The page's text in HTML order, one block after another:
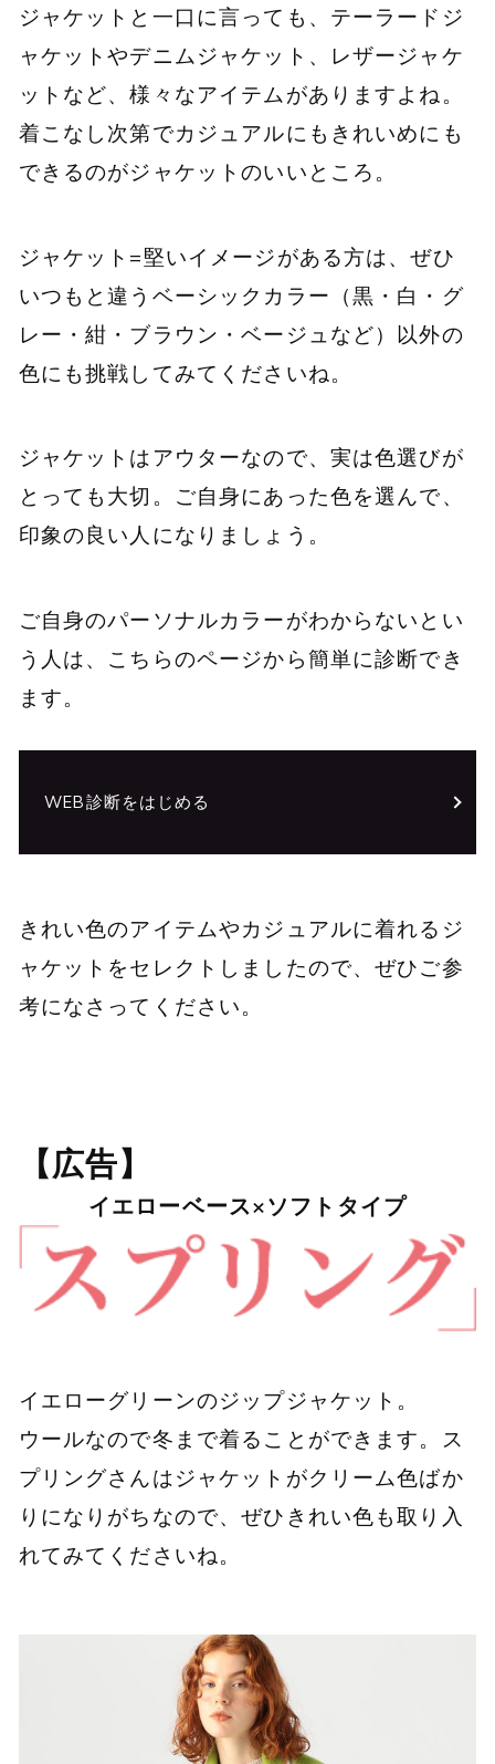
ジャケットと一口に言っても、テーラードジ
ャケットやデニムジャケット、レザージャケ
ットなど、様々なアイテムがありますよね。
着こなし次第でカジュアルにもきれいめにも
できるのがジャケットのいいところ。
ジャケット=堅いイメージがある方は、ぜひ
いつもと違うベーシックカラー（黒・白・グ
レー・紺・ブラウン・ベージュなど）以外の
色にも挑戦してみてくださいね。
ジャケットはアウターなので、実は色選びが
とっても大切。ご自身にあった色を選んで、
印象の良い人になりましょう。
ご自身のパーソナルカラーがわからないとい
う人は、こちらのページから簡単に診断でき
ます。
WEB診断をはじめる
きれい色のアイテムやカジュアルに着れるジ
ャケットをセレクトしましたので、ぜひご参
考になさってください。
【広告】
イエローベース×ソフトタイプ
イエローグリーンのジップジャケット。
ウールなので冬まで着ることができます。ス
プリングさんはジャケットがクリーム色ばか
りになりがちなので、ぜひきれい色も取り入
れてみてくださいね。